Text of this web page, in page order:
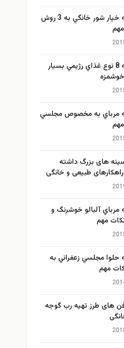
طرز تهيه خیار شور خانگي به 3 روش
طرز تهيه 8 نوع غذاي رژيمي بسيار
مرباي به مخصوص مجلسي
های بزرگ داشته
طبیعی و خانگی
کردن سینه
مرباي آلبالو خوشرنگ و
مهم
حلوا مجلسي زعفراني به
مهم
های طرز تهیه رب گوجه